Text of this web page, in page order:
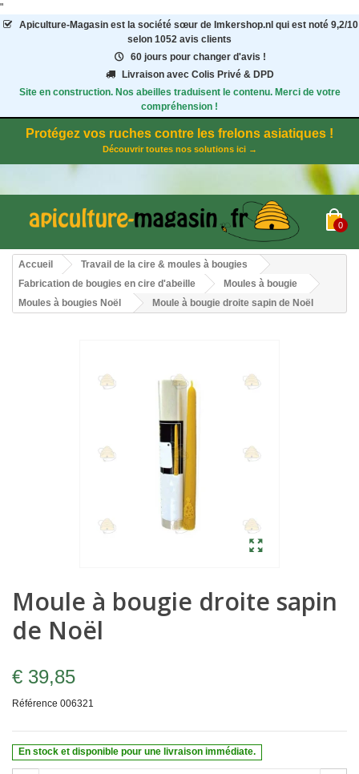
"
Apiculture-Magasinest la société sœur de Imkershop.nl qui est noté 9,2/10
selon 1052 avis clients
60 jours pour changer d'avis !
Livraison avec Colis Privé & DPD
Site en construction. Nos abeilles traduisent le contenu. Merci de votre
compréhension !
Protégez vos ruches contre les frelons asiatiques !
Découvrir toutes nos solutions ici →
0
Accueil
Travail de la cire & moules à bougies
Fabrication de bougies en cire d'abeille
Moules à bougie
Moules à bougies Noël
Moule à bougie droite sapin de Noël
Moule à bougie droite sapin
de Noël
€ 39,85
Référence 006321
En stock et disponible pour une livraison immédiate.